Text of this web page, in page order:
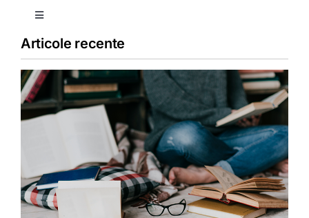
Toggle
Copii
Detoxifiere
Fără categorie
Articole recente